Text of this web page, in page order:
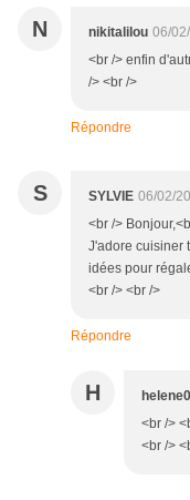
N nikitalilou 06/
<br /> enfin
/> <br />
Répondre
S SYLVIE 06/02/
<br />
J'adore cuisiner
idées pour
<br /> <br />
Répondre
H
<br />
<br />